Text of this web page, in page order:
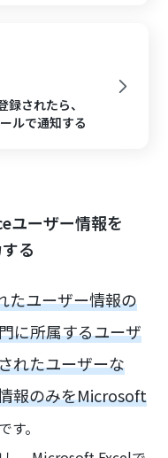
されたら、
ルで通知する
ユーザー情報を
る
たユーザー情報の
に所属するユーザ
れたユーザーな
報のみをMicrosoft
す。